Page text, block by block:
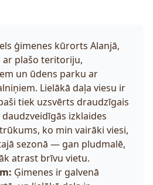
ģimenes kūrorts Alanjā,
ar plašo teritoriju,
un ūdens parku ar
Lielākā daļa viesu ir
tiek uzsvērts draudzīgais
izklaides
ko min vairāki viesi,
sezonā — gan pludmalē,
atrast brīvu vietu.
Ģimenes ir galvenā